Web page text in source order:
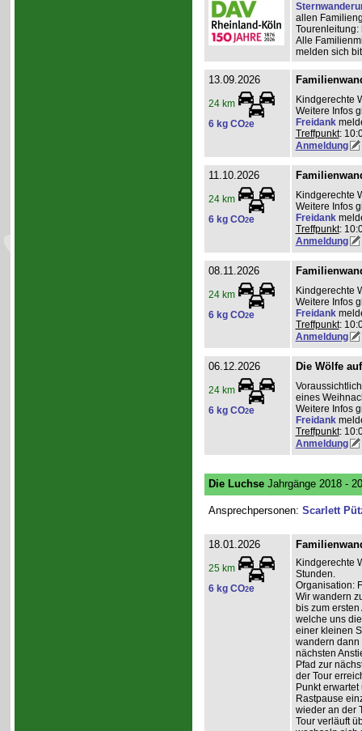
allen
Tourenleitung:
Alle
melden sich
13.09.2026
24 km
6 kg CO2e
Kindgerechte
Weitere Infos
Freidank
Treffpunkt:
Anmeldung
11.10.2026
24 km
6 kg CO2e
Kindgerechte
Weitere Infos
Freidank
Treffpunkt:
Anmeldung
08.11.2026
24 km
6 kg CO2e
Kindgerechte
Weitere Infos
Freidank
Treffpunkt:
Anmeldung
06.12.2026
24 km
6 kg CO2e
Die Wölfe
eines
Weitere Infos
Freidank
Treffpunkt:
Anmeldung
Die LuchseJahrgänge 2018 -
Ansprechpersonen: Scarlett
18.01.2026
25 km
6 kg CO2e
Kindgerechte
Stunden.
Organisation:
Wir wandern
bis zum
welche uns
einer kleinen
wandern dann
nächsten
Pfad zur
der Tour
Punkt
Rastpause
wieder an der
Tour verläuft